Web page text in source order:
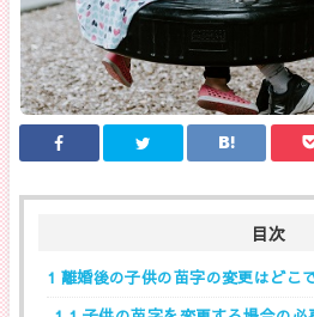
目次
1 離婚後の子供の苗字の変更はどこ